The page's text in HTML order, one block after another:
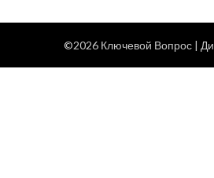
©2026 Ключевой Вопрос |